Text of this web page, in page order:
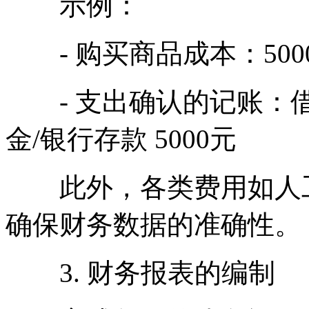
- 购买商品成本：
- 支出确认的记账：借
金/银行存款 5000元
此外，各类费用如人
确保财务数据的准确性。
3. 财务报表的编制